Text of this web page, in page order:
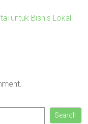
untuk Bisnis Lokal
Search